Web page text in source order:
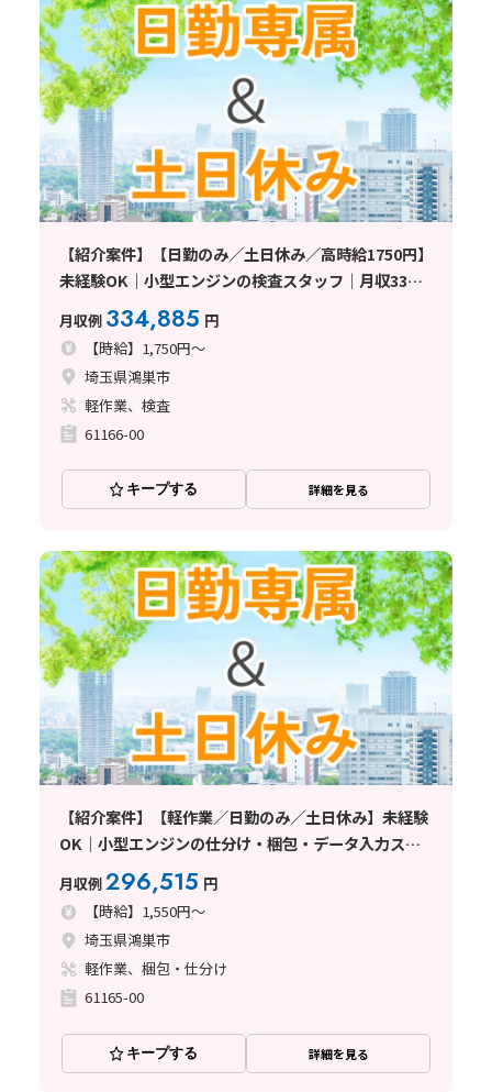
【紹介案件】【日勤のみ／土日休み／高時給1750円】
未経験OK｜小型エンジンの検査スタッフ｜月収33万
円以上可｜マイカー通勤OK〈埼玉県鴻巣市〉
月収例 334,885 円
【時給】1,750円～
埼玉県鴻巣市
軽作業、検査
61166-00
キープする 詳細を見る
【紹介案件】【軽作業／日勤のみ／土日休み】未経験
OK｜小型エンジンの仕分け・梱包・データ入力スタ
ッフ｜時給1550円｜残業少なめ｜マイカー通勤
OK〈埼玉県鴻巣市〉
月収例296,515 円
【時給】1,550円～
埼玉県鴻巣市
軽作業、梱包・仕分け
61165-00
キープする 詳細を見る